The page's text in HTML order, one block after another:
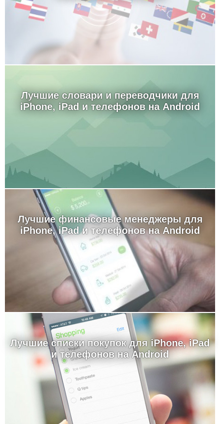
Лучшие словари и переводчики для
iPhone, iPad и телефонов на Android
Лучшие финансовые менеджеры для
iPhone, iPad и телефонов на Android
Лучшие cписки покупок для iPhone, iPad
и телефонов на Android